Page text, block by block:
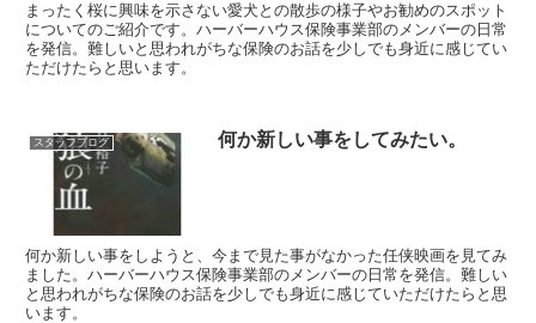
まったく桜に興味を示さない愛犬との散歩の様子やお勧めのスポット
についてのご紹介です。ハーバーハウス保険事業部のメンバーの日常
を発信。難しいと思われがちな保険のお話を少しでも身近に感じてい
ただけたらと思います。
スタッフブログ 何か新しい事をしてみたい。
何か新しい事をしようと、今まで見た事がなかった任侠映画を見てみ
ました。ハーバーハウス保険事業部のメンバーの日常を発信。難しい
と思われがちな保険のお話を少しでも身近に感じていただけたらと思
います。